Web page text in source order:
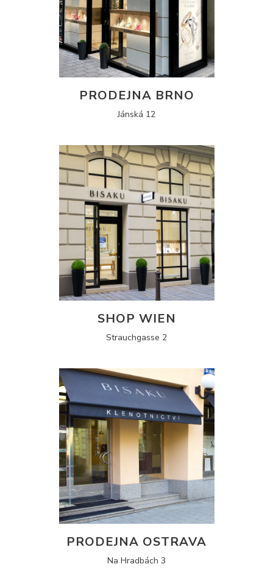
PRODEJNA BRNO
Jánská 12
SHOP WIEN
Strauchgasse 2
PRODEJNA OSTRAVA
Na Hradbách 3